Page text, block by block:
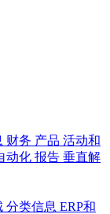
财务 产品 活动和
动化 报告 垂直解
分类信息 ERP和